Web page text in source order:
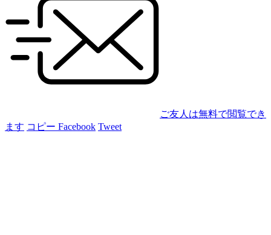
ご友人は無料で閲覧でき
ます コピー Facebook Tweet